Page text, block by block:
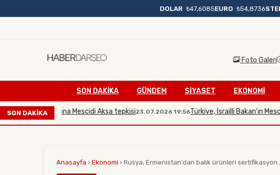
DOLAR ₺47,6085EURO ₺54,8736
Foto Galeri
SON DAKIKA GÜNDEM SİYASET EKONOMİ
SON DAKİKA
İsrailli bakana Mescidi Aksa tepkisi 23.07.2026 19:56Türkiye, İsrailli Bakan'ın Mescid-i
Anasayfa › Ekonomi › Rusya, Ermenistan'dan balık ürünleri